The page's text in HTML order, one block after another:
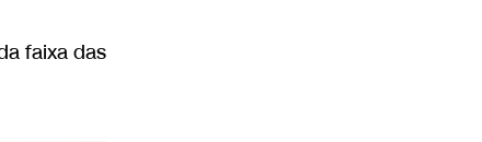
faixa das